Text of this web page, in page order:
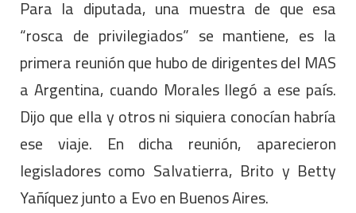
Para la diputada, una muestra de que esa
“rosca de privilegiados” se mantiene, es la
primera reunión que hubo de dirigentes del MAS
a Argentina, cuando Morales llegó a ese país.
Dijo que ella y otros ni siquiera conocían habría
ese viaje. En dicha reunión, aparecieron
legisladores como Salvatierra, Brito y Betty
Yañíquez junto a Evo en Buenos Aires.